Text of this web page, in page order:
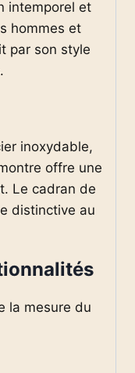
intemporel et
hommes et
par son style
inoxydable,
offre une
Le cadran de
distinctive au
la mesure du